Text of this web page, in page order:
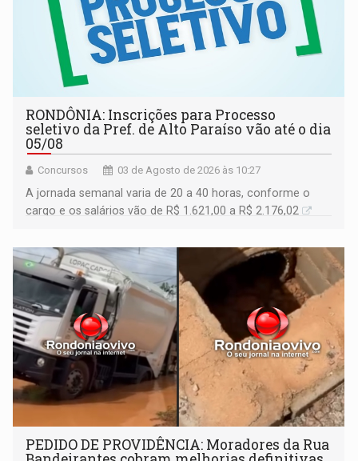
RONDÔNIA: Inscrições para Processo
seletivo da Pref. de Alto Paraíso vão até o dia
05/08
Concursos 03 de Agosto de 2026 às 10:27
A jornada semanal varia de 20 a 40 horas, conforme o
cargo e os salários vão de R$ 1.621,00 a R$ 2.176,02
PEDIDO DE PROVIDÊNCIA: Moradores da Rua